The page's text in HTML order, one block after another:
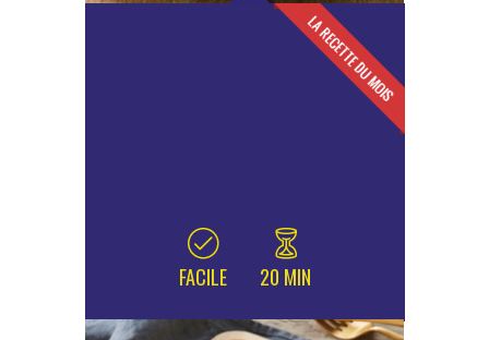
FACILE 20 MIN